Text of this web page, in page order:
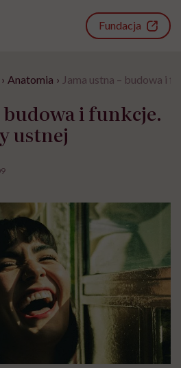
Fundacja
› Anatomia › Jama ustna – budowa i
budowa i funkcje.
ustnej